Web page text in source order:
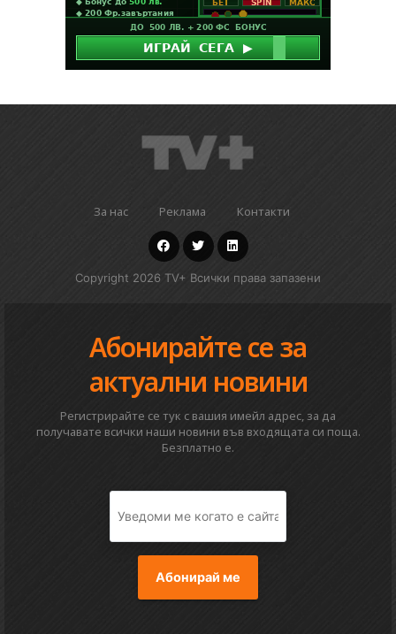
За нас Реклама Контакти
Copyright 2026 TV+ Всички права запазени
Абонирайте се за
актуални новини
Регистрирайте се тук с вашия имейл адрес, за да
получавате всички наши новини във входящата си поща.
Безплатно е.
Абонирай ме